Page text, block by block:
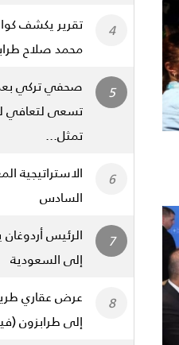
تقرير يكشف
محمد صلاح
صحفي تركي بعد
تسعى لتعافي
تمثل...
الاستراتيجية
السادس
الرئيس
إلى السعودية
عرض عقاري
إلى طرابزون